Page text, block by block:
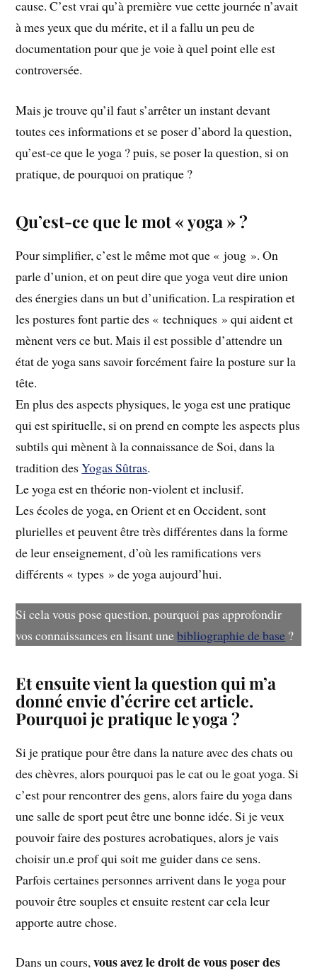
cause. C’est vrai qu’à première vue cette journée n’avait
à mes yeux que du mérite, et il a fallu un peu de
documentation pour que je voie à quel point elle est
controversée.
Mais je trouve qu’il faut s’arrêter un instant devant
toutes ces informations et se poser d’abord la question,
qu’est-ce que le yoga ? puis, se poser la question, si on
pratique, de pourquoi on pratique ?
Qu’est-ce que le mot « yoga » ?
Pour simplifier, c’est le même mot que « joug ». On
parle d’union, et on peut dire que yoga veut dire union
des énergies dans un but d’unification. La respiration et
les postures font partie des « techniques » qui aident et
mènent vers ce but. Mais il est possible d’attendre un
état de yoga sans savoir forcément faire la posture sur la
tête.
En plus des aspects physiques, le yoga est une pratique
qui est spirituelle, si on prend en compte les aspects plus
subtils qui mènent à la connaissance de Soi, dans la
tradition desYogas Sûtras.
Le yoga est en théorie non-violent et inclusif.
Les écoles de yoga, en Orient et en Occident, sont
plurielles et peuvent être très différentes dans la forme
de leur enseignement, d’où les ramifications vers
différents « types » de yoga aujourd’hui.
Si cela vous pose question, pourquoi pas approfondir
vos connaissances en lisant unebibliographie de base ?
Et ensuite vient la question qui m’a
donné envie d’écrire cet article.
Pourquoi je pratique le yoga ?
Si je pratique pour être dans la nature avec des chats ou
des chèvres, alors pourquoi pas le cat ou le goat yoga. Si
c’est pour rencontrer des gens, alors faire du yoga dans
une salle de sport peut être une bonne idée. Si je veux
pouvoir faire des postures acrobatiques, alors je vais
choisir un.e prof qui soit me guider dans ce sens.
Parfois certaines personnes arrivent dans le yoga pour
pouvoir être souples et ensuite restent car cela leur
apporte autre chose.
Dans un cours,vous avez le droit de vous poser des